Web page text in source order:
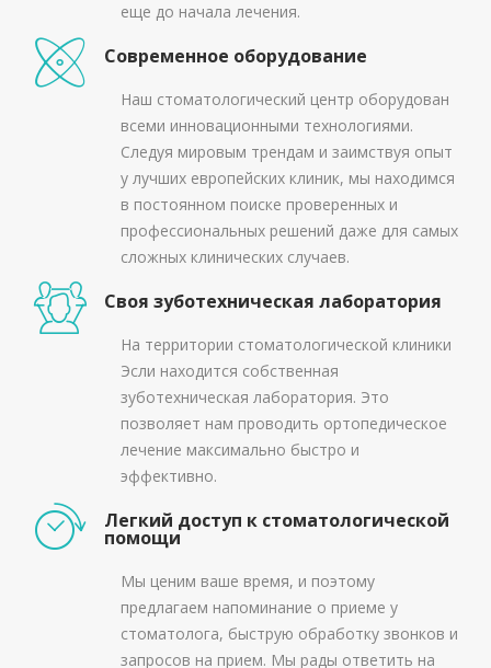
еще до начала лечения.
Современное оборудование
Наш стоматологический центр оборудован
всеми инновационными технологиями.
Следуя мировым трендам и заимствуя опыт
у лучших европейских клиник, мы находимся
в постоянном поиске проверенных и
профессиональных решений даже для самых
сложных клинических случаев.
Своя зуботехническая лаборатория
На территории стоматологической клиники
Эсли находится собственная
зуботехническая лаборатория. Это
позволяет нам проводить ортопедическое
лечение максимально быстро и
эффективно.
Легкий доступ к стоматологической
помощи
Мы ценим ваше время, и поэтому
предлагаем напоминание о приеме у
стоматолога, быструю обработку звонков и
запросов на прием. Мы рады ответить на